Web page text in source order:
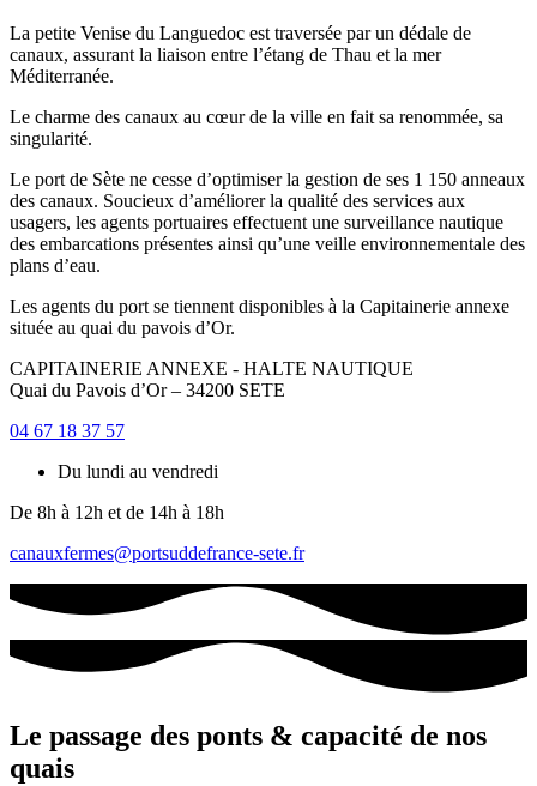
La petite Venise du Languedoc est traversée par un dédale de
canaux, assurant la liaison entre l’étang de Thau et la mer
Méditerranée.
Le charme des canaux au cœur de la ville en fait sa renommée, sa
singularité.
Le port de Sète ne cesse d’optimiser la gestion de ses 1 150 anneaux
des canaux. Soucieux d’améliorer la qualité des services aux
usagers, les agents portuaires effectuent une surveillance nautique
des embarcations présentes ainsi qu’une veille environnementale des
plans d’eau.
Les agents du port se tiennent disponibles à la Capitainerie annexe
située au quai du pavois d’Or.
CAPITAINERIE ANNEXE - HALTE NAUTIQUE
Quai du Pavois d’Or – 34200 SETE
04 67 18 37 57
Du lundi au vendredi
De 8h à 12h et de 14h à 18h
canauxfermes@portsuddefrance-sete.fr
Le passage des ponts & capacité de nos
quais